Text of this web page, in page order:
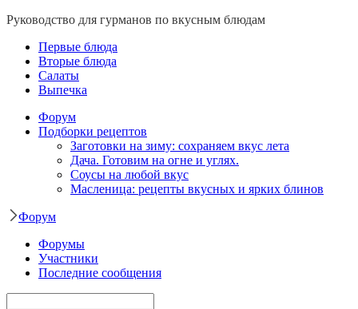
Руководство для гурманов по вкусным блюдам
Первые блюда
Вторые блюда
Салаты
Выпечка
Форум
Подборки рецептов
Заготовки на зиму: сохраняем вкус лета
Дача. Готовим на огне и углях.
Соусы на любой вкус
Масленица: рецепты вкусных и ярких блинов
Форум
Форумы
Участники
Последние сообщения